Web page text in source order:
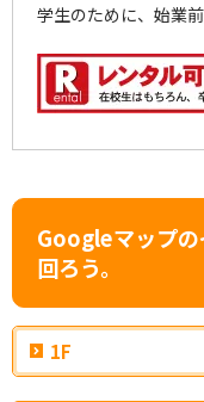
学生のために、始業
Googleマップの
回ろう。
1F